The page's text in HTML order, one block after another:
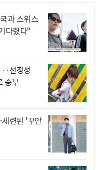
과 스위스
다렸다"
선정성
승부
련된 '꾸안